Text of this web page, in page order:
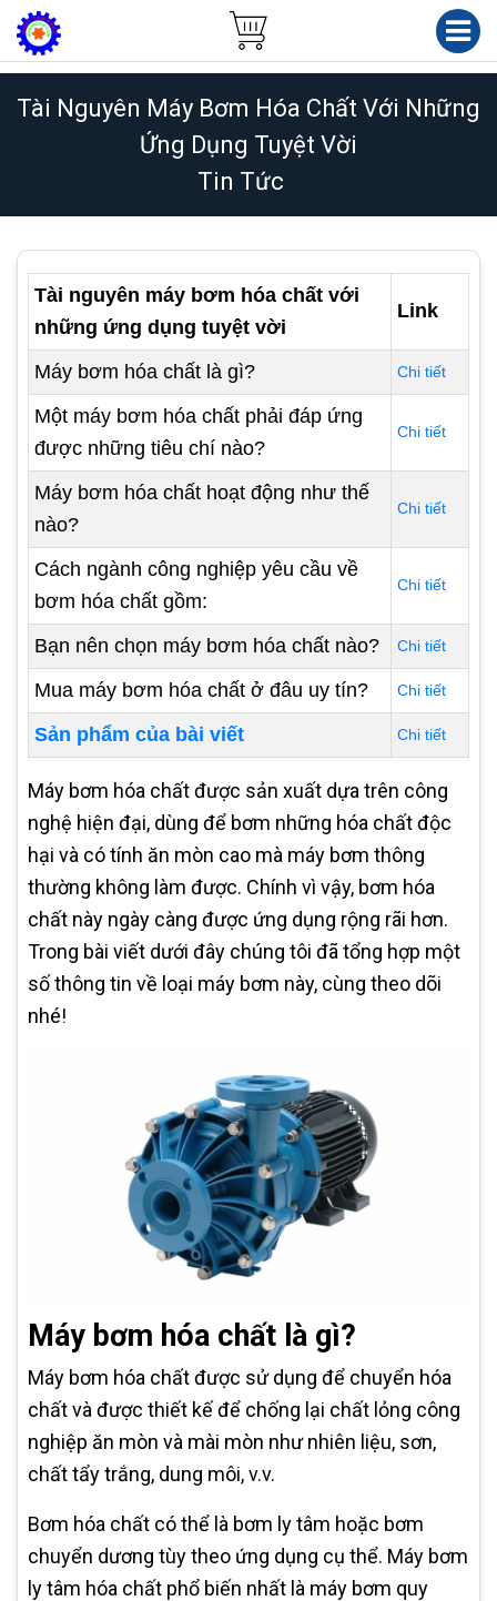
Tài Nguyên Máy Bơm Hóa Chất Với Những
Ứng Dụng Tuyệt Vời
Tin Tức
Tài nguyên máy bơm hóa chất với
những ứng dụng tuyệt vời
Link
Máy bơm hóa chất là gì? Chi tiết
Một máy bơm hóa chất phải đáp ứng
được những tiêu chí nào?
Chi tiết
Máy bơm hóa chất hoạt động như thế
nào?
Chi tiết
Cách ngành công nghiệp yêu cầu về
bơm hóa chất gồm:
Chi tiết
Bạn nên chọn máy bơm hóa chất nào? Chi tiết
Mua máy bơm hóa chất ở đâu uy tín? Chi tiết
Sản phẩm của bài viết Chi tiết
Máy bơm hóa chất được sản xuất dựa trên công
nghệ hiện đại, dùng để bơm những hóa chất độc
hại và có tính ăn mòn cao mà máy bơm thông
thường không làm được. Chính vì vậy, bơm hóa
chất này ngày càng được ứng dụng rộng rãi hơn.
Trong bài viết dưới đây chúng tôi đã tổng hợp một
số thông tin về loại máy bơm này, cùng theo dõi
nhé!
Máy bơm hóa chất là gì?
Máy bơm hóa chất được sử dụng để chuyển hóa
chất và được thiết kế để chống lại chất lỏng công
nghiệp ăn mòn và mài mòn như nhiên liệu, sơn,
chất tẩy trắng, dung môi, v.v.
Bơm hóa chất có thể là bơm ly tâm hoặc bơm
chuyển dương tùy theo ứng dụng cụ thể. Máy bơm
ly tâm hóa chất phổ biến nhất là máy bơm quy